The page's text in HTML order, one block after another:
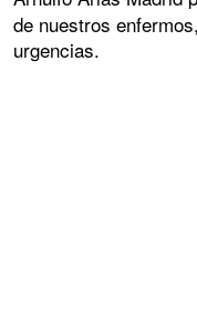
de nuestros
urgencias.